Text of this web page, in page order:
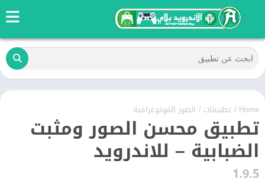
Home
/ تطبيقات / الصور الفوتوغرافية
تطبيق محسن الصور ومثبت
الضبابية – للاندرويد
1.9.5